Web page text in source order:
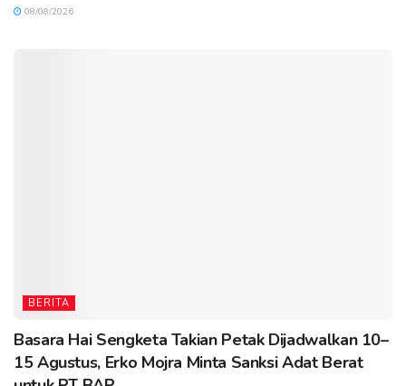
08/08/2026
BERITA
Basara Hai Sengketa Takian Petak Dijadwalkan 10–
15 Agustus, Erko Mojra Minta Sanksi Adat Berat